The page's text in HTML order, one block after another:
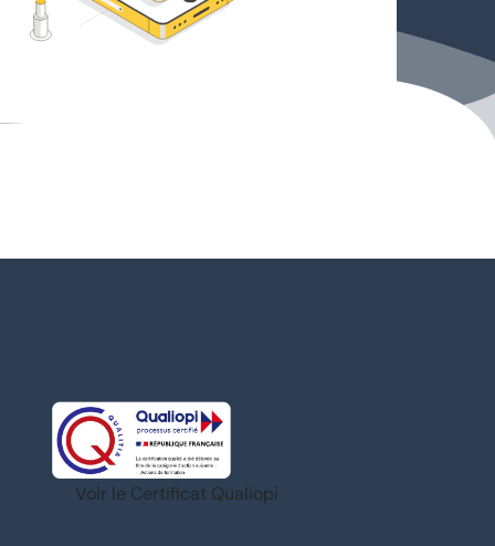
Voir le Certificat Qualiopi